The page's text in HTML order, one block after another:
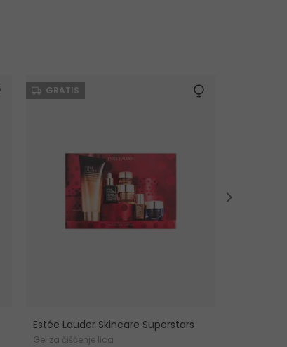
GRATIS
Estée Lauder Skincare Superstars
Gel za čišćenje lica